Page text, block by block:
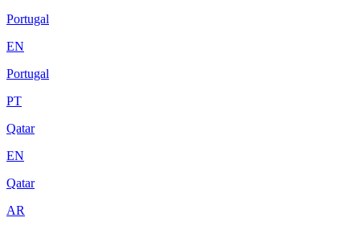
Portugal
EN
Portugal
PT
Qatar
EN
Qatar
AR